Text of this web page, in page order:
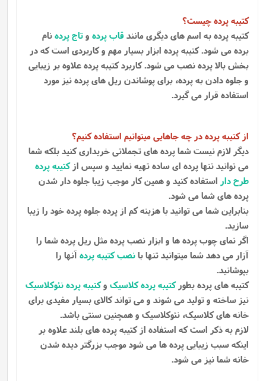
کتیبه پرده چیست؟
کتیبه پرده به اسم های دیگری مانندقاب پرده وتاج پردهنام
برده می شود. کتیبه پرده ابزار بسیار مهم و کاربردی است که در
بخش بالا پرده نصب می شود. کاربرد کتیبه پرده علاوه بر زیبایی
و جلوه دادن به پرده، برای پوشاندن ریل های پرده نیز مورد
استفاده قرار می گیرد.
از کتیبه پرده در چه جاهایی میتوانیم استفاده کنیم؟
دیگر لازم نیست شما پرده های تجملاتی خریداری کنید بلکه شما
می توانید تنها پرده ای ساده تهیه نمایید و سپس ازکتیبه پرده
طرح دار استفاده کنید و همین کار موجب زیبا جلوه دار شدن
پرده های شما می شود.
بنابراین شما می توانید با هزینه کم از پرده جلوه پرده خود را زیبا
سازید.
اگر نمای چوب پرده ها و ابزار نصب پرده مثل ریل پرده شما را
آزار می دهد شما میتوانید تنها بانصب کتیبه پردهآنها را
بپوشانید.
کتیبه های پرده بطورکتیبه پرده کلاسیک وکتیبه پرده نئوکلاسیک
نیز ساخته و تولید می شوند و می تواند کالای بسیار مفیدی برای
خانه های کلاسیک، نئوکلاسیک و همچنین سنتی باشد.
لازم به ذکر است که استفاده از کتیبه پرده های بلند علاوه بر
اینکه سبب زیبایی پرده ها می شود موجب بزرگتر دیده شدن
خانه شما نیز می شود.